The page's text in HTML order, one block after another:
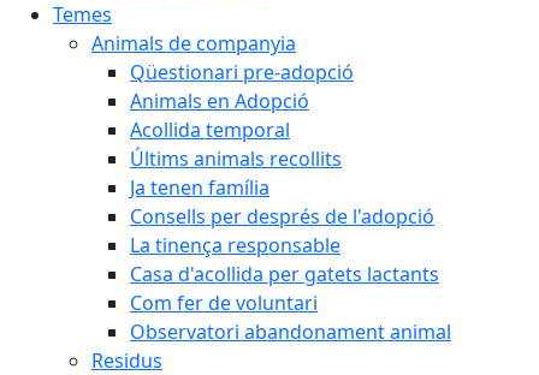
Temes
Animals de companyia
Qüestionari pre-adopció
Animals en Adopció
Acollida temporal
Últims animals recollits
Ja tenen família
Consells per després de l'adopció
La tinença responsable
Casa d'acollida per gatets lactants
Com fer de voluntari
Observatori abandonament animal
Residus